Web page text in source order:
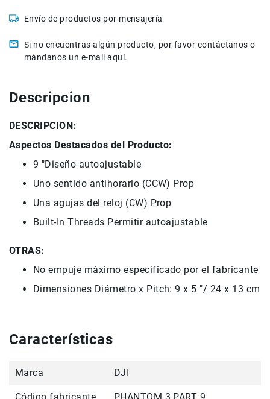
Cámaras
Reflex
Fullframe
Lentes
APS-
C
Fullframe
Mirrorless
DSLR
Kits
Accesorios
Baterías
Memorias
Lectores
Estuches,
Envío de productos por mensajería
Si no encuentras algún producto, por favor contáctanos o
mándanos un e-mail aquí.
Descripcion
DESCRIPCION:
Aspectos Destacados del Producto:
9 "Diseño autoajustable
Uno sentido antihorario (CCW) Prop
Una agujas del reloj (CW) Prop
Built-In Threads Permitir autoajustable
OTRAS:
No empuje máximo especificado por el fabricante
Dimensiones Diámetro x Pitch: 9 x 5 "/ 24 x 13 cm
Características
Marca DJI